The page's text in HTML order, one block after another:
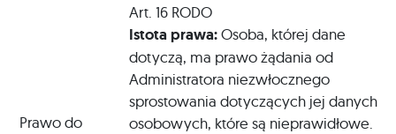
Prawo do
Art. 16 RODO
Istota prawa:Osoba, której dane
dotyczą, ma prawo żądania od
Administratora niezwłocznego
sprostowania dotyczących jej danych
osobowych, które są nieprawidłowe.